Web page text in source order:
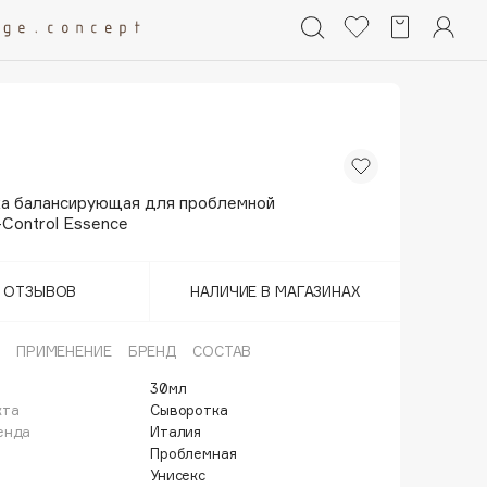
балансирующая для проблемной
Essence
ОТЗЫВОВ НАЛИЧИЕ В МАГАЗИНАХ
ПРИМЕНЕНИЕ БРЕНД СОСТАВ
30мл
Сыворотка
Италия
Проблемная
Унисекс